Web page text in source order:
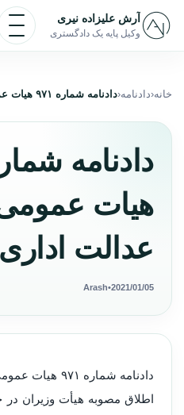
پرش به محتوا
آرش علیزاده نیری
وکیل پایه یک دادگستری
باز و
خانه دادنامه دادنامه شماره ۹۷۱ هیات عمومی دیوان عدالت اداری
هیات
عدالت اداری
2021/01/05
•
Arash
دادنامه شماره ۹۷۱ هیات عمومی
اطلاق مصوبه هیأت وزیران